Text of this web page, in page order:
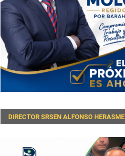
DIRECTOR SRSEN ALFONSO HERASME